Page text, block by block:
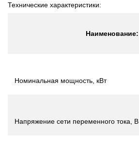
Технические характеристики:
Наименование:
Номинальная мощность, кВт
Напряжение сети переменного тока, В